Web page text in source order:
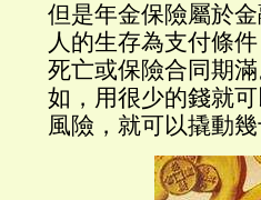
但是年金保險屬於
人的生存為支付條
死亡或保險合同期
如，用很少的錢就
風險，就可以撬動